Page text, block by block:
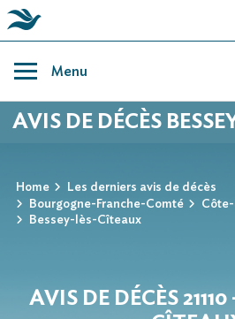
content
Menu
AVIS DE DÉCÈS
Home
Les derniers avis de décès
Bourgogne-Franche-Comté
Bessey-lès-Cîteaux
AVIS DE DÉCÈS 21110